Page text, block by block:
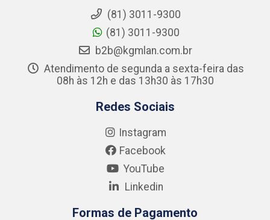
(81) 3011-9300
(81) 3011-9300
b2b@kgmlan.com.br
Atendimento de segunda a sexta-feira das
08h às 12h e das 13h30 às 17h30
Redes Sociais
Instagram
Facebook
YouTube
Linkedin
Formas de Pagamento